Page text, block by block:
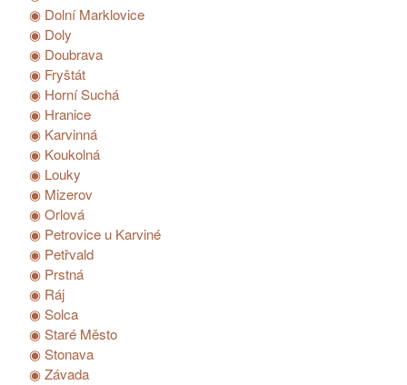
◉ Dolní Marklovice
◉ Doly
◉ Doubrava
◉ Fryštát
◉ Horní Suchá
◉ Hranice
◉ Karvinná
◉ Koukolná
◉ Louky
◉ Mizerov
◉ Orlová
◉ Petrovice u Karviné
◉ Petřvald
◉ Prstná
◉ Ráj
◉ Solca
◉ Staré Město
◉ Stonava
◉ Závada